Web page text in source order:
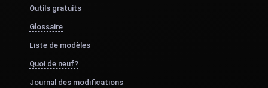
Outils gratuits
Glossaire
Liste de modèles
Quoi de neuf?
Journal des modifications